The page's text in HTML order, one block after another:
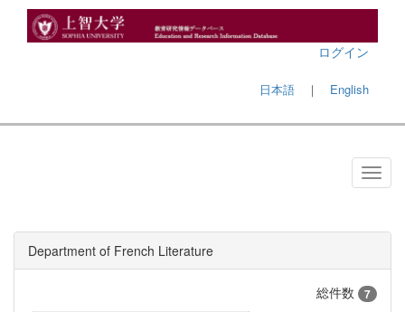
ログイン
日本語 ｜ English
Department of French Literature
総件数 7